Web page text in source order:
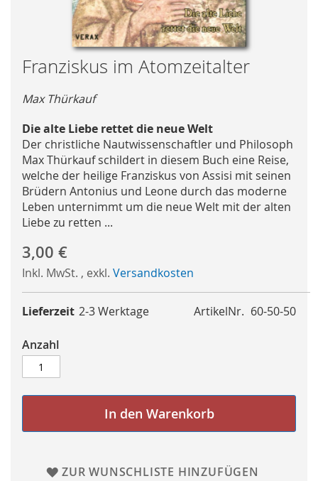
Skip
to
the
beginning
of
the
images
gallery
Franziskus im Atomzeitalter
Max Thürkauf
Die alte Liebe rettet die neue Welt
Der christliche Nautwissenschaftler und Philosoph
Max Thürkauf schildert in diesem Buch eine Reise,
welche der heilige Franziskus von Assisi mit seinen
Brüdern Antonius und Leone durch das moderne
Leben unternimmt um die neue Welt mit der alten
Liebe zu retten ...
3,00 €
Inkl. MwSt. , exkl. Versandkosten
ArtikelNr. 60-50-50
Lieferzeit 2-3 Werktage
Anzahl
In den Warenkorb
ZUR WUNSCHLISTE HINZUFÜGEN